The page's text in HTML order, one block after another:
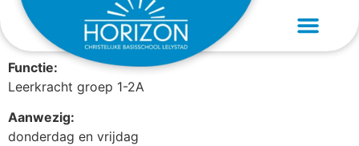
Desirée Huisman
Functie:
Leerkracht groep 1-2A
Aanwezig:
donderdag en vrijdag